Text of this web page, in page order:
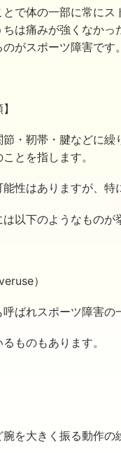
で体の一部に常にス
は痛みが強くなか
がスポーツ障害です。
・靭帯・腱などに
とを指します。
性はありますが、特
以下のようなものが
）
呼ばれスポーツ障害の
ものもあります。
を大きく振る動作